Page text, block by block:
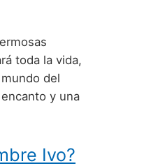
toda la vida,
del
y una
Ivo?